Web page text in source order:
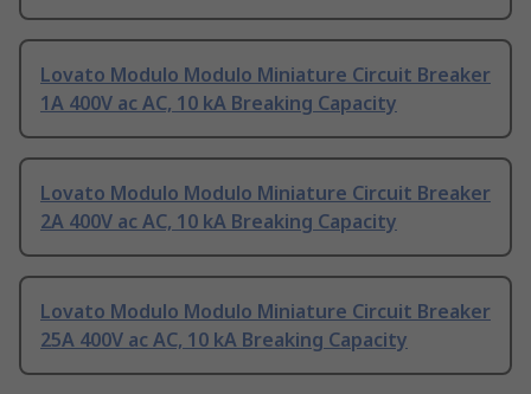
Lovato Modulo Modulo Miniature Circuit Breaker
1A 400V ac AC, 10 kA Breaking Capacity
Lovato Modulo Modulo Miniature Circuit Breaker
2A 400V ac AC, 10 kA Breaking Capacity
Lovato Modulo Modulo Miniature Circuit Breaker
25A 400V ac AC, 10 kA Breaking Capacity